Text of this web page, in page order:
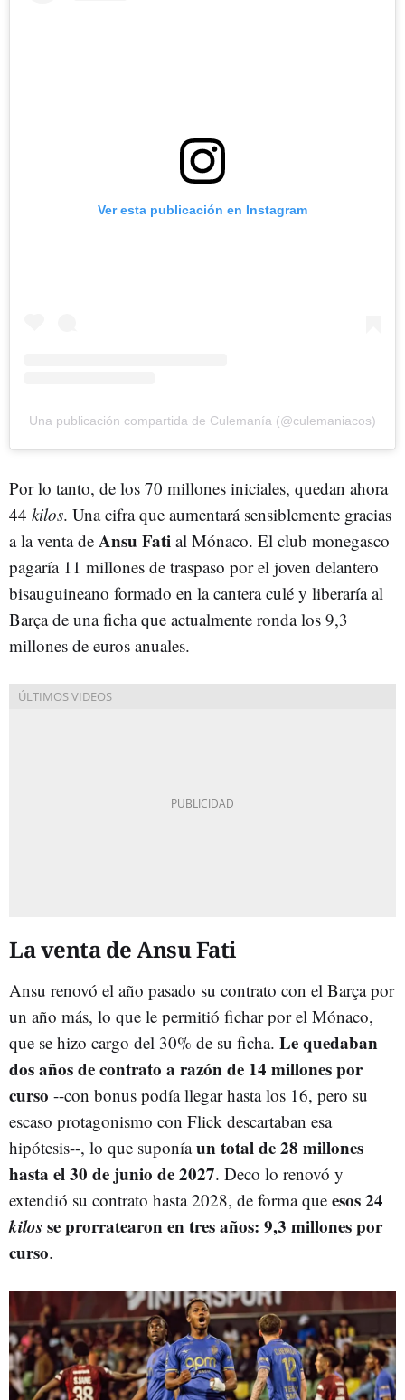
Ver esta publicación en Instagram
Una publicación compartida de Culemanía (@culemaniacos)
Por lo tanto, de los 70 millones iniciales, quedan ahora
44 kilos. Una cifra que aumentará sensiblemente gracias
a la venta de Ansu Fati al Mónaco. El club monegasco
pagaría 11 millones de traspaso por el joven delantero
bisauguineano formado en la cantera culé y liberaría al
Barça de una ficha que actualmente ronda los 9,3
millones de euros anuales.
La venta de Ansu Fati
Ansu renovó el año pasado su contrato con el Barça por
un año más, lo que le permitió fichar por el Mónaco,
que se hizo cargo del 30% de su ficha. Le quedaban
dos años de contrato a razón de 14 millones por
curso --con bonus podía llegar hasta los 16, pero su
escaso protagonismo con Flick descartaban esa
hipótesis--, lo que suponíaun total de 28 millones
hasta el 30 de junio de 2027. Deco lo renovó y
extendió su contrato hasta 2028, de forma que esos 24
kilosse prorratearon en tres años: 9,3 millones por
curso.